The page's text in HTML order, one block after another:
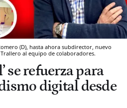
(D), hasta ahora subdirector, nuevo
al equipo de colaboradores.
se refuerza para
digital desde